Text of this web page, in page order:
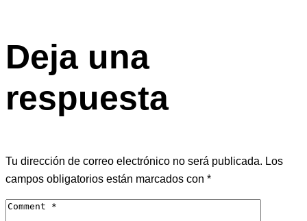
Deja una
respuesta
Tu dirección de correo electrónico no será publicada. Los
campos obligatorios están marcados con *